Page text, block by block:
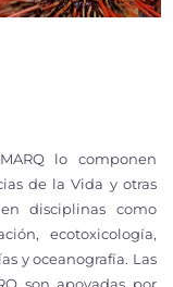
lo componen
de la Vida y otras
disciplinas como
ecotoxicología,
y oceanografía. Las
son apoyadas por